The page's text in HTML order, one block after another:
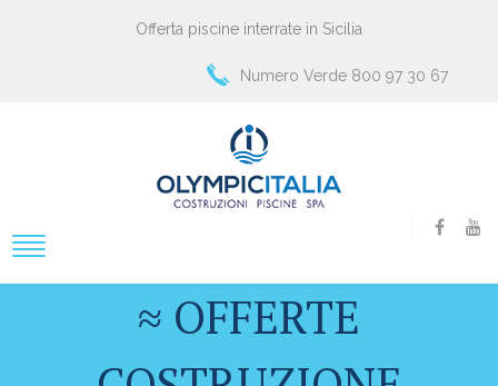
Offerta piscine interrate in Sicilia
Numero Verde 800 97 30 67
≈ OFFERTE